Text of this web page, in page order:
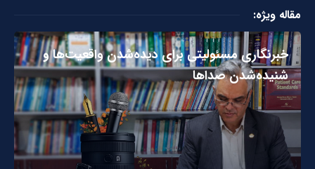
مقاله ویژه:
خبرنگاری مسئولیتی برای دیده‌شدن واقعیت‌ها و
شنیده‌شدن صداها